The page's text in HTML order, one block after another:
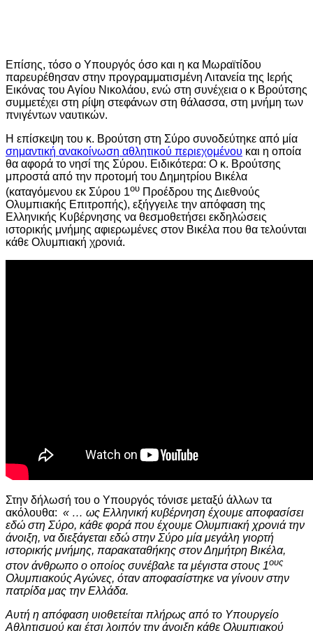
Επίσης, τόσο ο Υπουργός όσο και η κα Μωραϊτίδου
παρευρέθησαν στην προγραμματισμένη Λιτανεία της Ιερής
Εικόνας του Αγίου Νικολάου, ενώ στη συνέχεια ο κ Βρούτσης
συμμετέχει στη ρίψη στεφάνων στη θάλασσα, στη μνήμη των
πνιγέντων ναυτικών.
Η επίσκεψη του κ. Βρούτση στη Σύρο συνοδεύτηκε από μία
σημαντική ανακοίνωση αθλητικού περιεχομένου και η οποία
θα αφορά το νησί της Σύρου. Ειδικότερα: Ο κ. Βρούτσης
μπροστά από την προτομή του Δημητρίου Βικέλα
(καταγόμενου εκ Σύρου 1ου Προέδρου της Διεθνούς
Ολυμπιακής Επιτροπής), εξήγγειλε την απόφαση της
Ελληνικής Κυβέρνησης να θεσμοθετήσει εκδηλώσεις
ιστορικής μνήμης αφιερωμένες στον Βικέλα που θα τελούνται
κάθε Ολυμπιακή χρονιά.
Στην δήλωσή του ο Υπουργός τόνισε μεταξύ άλλων τα
ακόλουθα: « … ως Ελληνική κυβέρνηση έχουμε αποφασίσει
εδώ στη Σύρο, κάθε φορά που έχουμε Ολυμπιακή χρονιά την
άνοιξη, να διεξάγεται εδώ στην Σύρο μία μεγάλη γιορτή
ιστορικής μνήμης, παρακαταθήκης στον Δημήτρη Βικέλα,
στον άνθρωπο ο οποίος συνέβαλε τα μέγιστα στους 1ους
Ολυμπιακούς Αγώνες, όταν αποφασίστηκε να γίνουν στην
πατρίδα μας την Ελλάδα.
Αυτή η απόφαση υιοθετείται πλήρως από το Υπουργείο
Αθλητισμού και έτσι λοιπόν την άνοιξη κάθε Ολυμπιακού